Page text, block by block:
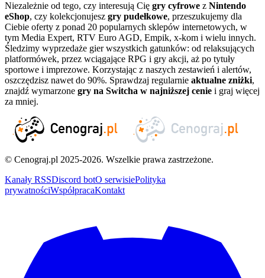
Niezależnie od tego, czy interesują Cię gry cyfrowe z Nintendo
eShop, czy kolekcjonujesz gry pudełkowe, przeszukujemy dla
Ciebie oferty z ponad 20 popularnych sklepów internetowych, w
tym Media Expert, RTV Euro AGD, Empik, x-kom i wielu innych.
Śledzimy wyprzedaże gier wszystkich gatunków: od relaksujących
platformówek, przez wciągające RPG i gry akcji, aż po tytuły
sportowe i imprezowe. Korzystając z naszych zestawień i alertów,
oszczędzisz nawet do 90%. Sprawdzaj regularnie aktualne zniżki,
znajdź wymarzone gry na Switcha w najniższej cenie i graj więcej
za mniej.
© Cenograj.pl 2025-2026. Wszelkie prawa zastrzeżone.
Kanały RSSDiscord botO serwisiePolityka
prywatnościWspółpracaKontakt